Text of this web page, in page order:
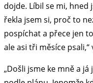
dojde. Líbil se mi, hned
řekla jsem si, proč to
pospíchat a přece jen
ale asi tři měsíce psali,“
„Došli jsme ke mně a